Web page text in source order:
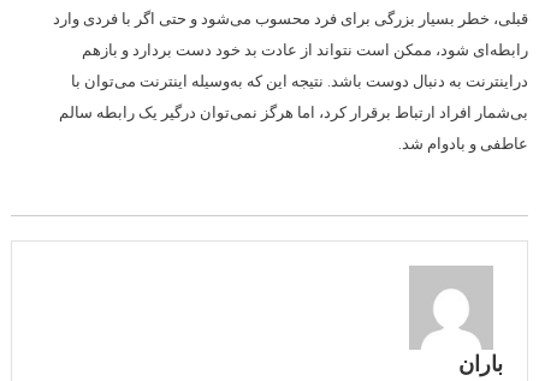
قبلی، خطر بسیار بزرگی برای فرد محسوب می‌شود و حتی اگر با فردی وارد
رابطه‌ای شود، ممکن است نتواند از عادت بد خود دست بردارد و بازهم
دراینترنت به دنبال دوست باشد. نتیجه این که به‌وسیله اینترنت می‌توان با
بی‌شمار افراد ارتباط برقرار کرد، اما هرگز نمی‌توان درگیر یک رابطه سالم
عاطفی و بادوام شد.
باران